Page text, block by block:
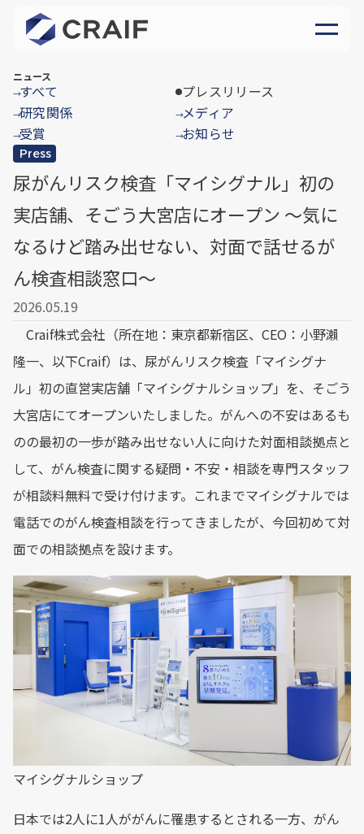
ニュース
→すべて プレスリリース
→研究関係 →メディア
→受賞 →お知らせ
Press
尿がんリスク検査「マイシグナル」初の
実店舗、そごう大宮店にオープン 〜気に
なるけど踏み出せない、対面で話せるが
ん検査相談窓口〜
2026.05.19
Craif株式会社（所在地：東京都新宿区、CEO：小野瀨
隆一、以下Craif）は、尿がんリスク検査「マイシグナ
ル」初の直営実店舗「マイシグナルショップ」を、そごう
大宮店にてオープンいたしました。がんへの不安はあるも
のの最初の一歩が踏み出せない人に向けた対面相談拠点と
して、がん検査に関する疑問・不安・相談を専門スタッフ
が相談料無料で受け付けます。これまでマイシグナルでは
電話でのがん検査相談を行ってきましたが、今回初めて対
面での相談拠点を設けます。
マイシグナルショップ
日本では2人に1人ががんに罹患するとされる一方、がん